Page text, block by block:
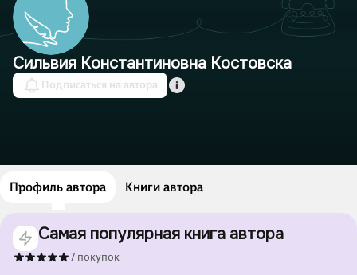
Сильвия Константиновна Костовска
Подписаться на автора
Профиль автора Книги автора
Самая популярная книга автора
7 покупок